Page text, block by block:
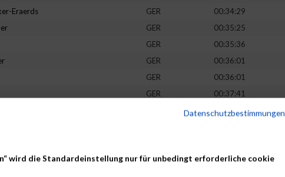
Eraerds GER
00:34:29
GER
00:35:25
GER
00:35:36
GER
00:36:01
GER 00:36:01
GER
00:37:41
00:37:42
GER 00:39:29
Datenschutzbestimmungen
wird die Standardeinstellung nur für unbedingt erforderliche cookie